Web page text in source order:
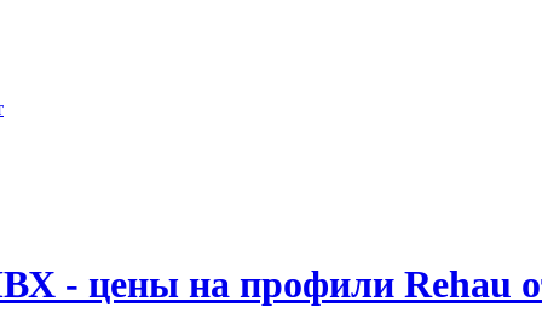
И
на 29 июля 2017
переоценить. В...
- цены на профили Rehau